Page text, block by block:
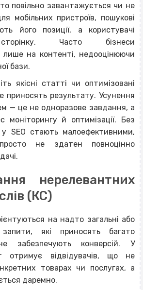
повільно завантажується чи не
мобільних пристроїв, пошукові
його позиції, а користувачі
Часто бізнеси
на контенті, недооцінюючи
бази.
якісні статті чи оптимізовані
приносять результату. Усунення
— це не одноразове завдання, а
моніторингу й оптимізації. Без
у SEO стають малоефективними,
не здатен повноцінно
нерелевантних
(КС)
на надто загальні або
запити, які приносять багато
забезпечують конверсій. У
отримує відвідувачів, що не
товарах чи послугах, а
даремно.